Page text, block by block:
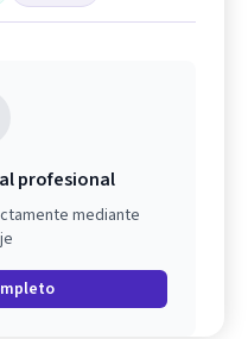
profesional
mediante